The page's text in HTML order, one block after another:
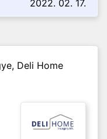
2022. 02. 17.
Deli Home